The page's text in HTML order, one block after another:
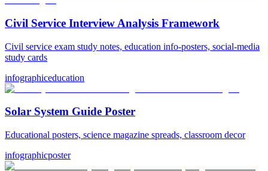
Civil Service Interview Analysis Framework
Civil service exam study notes, education info-posters, social-media
study cards
infographiceducation
Solar System Guide Poster
Educational posters, science magazine spreads, classroom decor
infographicposter